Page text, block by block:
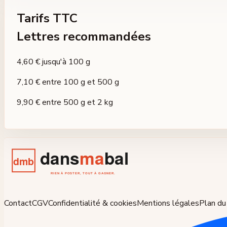
Tarifs TTC
Lettres recommandées
4,60 €jusqu'à 100 g
7,10 €entre 100 g et 500 g
9,90 €entre 500 g et 2 kg
ContactCGVConfidentialité & cookiesMentions légalesPlan